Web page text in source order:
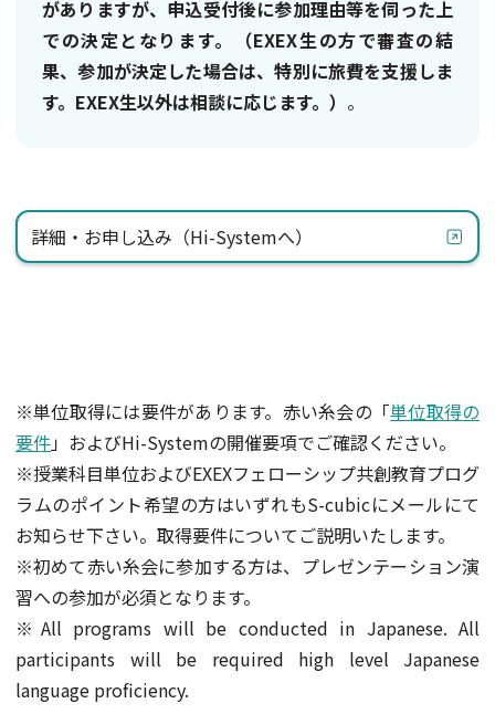
がありますが、申込受付後に参加理由等を伺った上
での決定となります。（EXEX生の方で審査の結
果、参加が決定した場合は、特別に旅費を支援しま
す。EXEX生以外は相談に応じます。） 。
詳細・お申し込み（Hi-Systemへ）
※単位取得には要件があります。赤い糸会の「単位取得の
要件」およびHi-Systemの開催要項でご確認ください。
※授業科目単位およびEXEXフェローシップ共創教育プログ
ラムのポイント希望の方はいずれもS-cubicにメールにて
お知らせ下さい。取得要件についてご説明いたします。
※初めて赤い糸会に参加する方は、プレゼンテーション演
習への参加が必須となります。
※All programs will be conducted in Japanese. All
participants will be required high level Japanese
language proficiency.